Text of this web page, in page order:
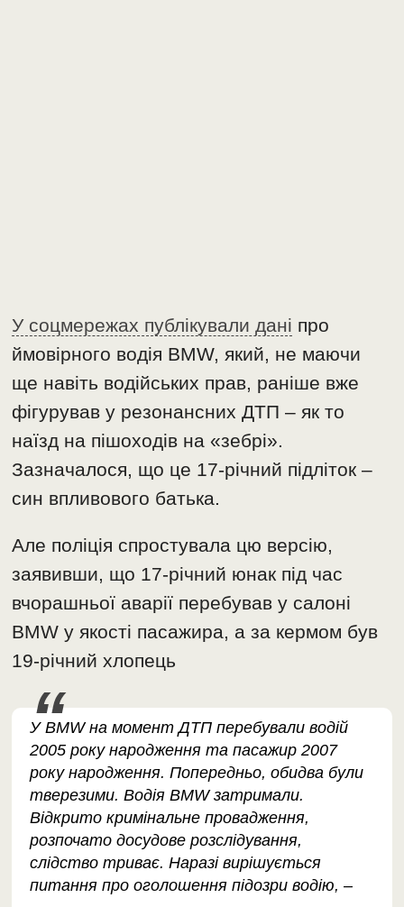
У соцмережах публікували дані про
ймовірного водія BMW, який, не маючи
ще навіть водійських прав, раніше вже
фігурував у резонансних ДТП – як то
наїзд на пішоходів на «зебрі».
Зазначалося, що це 17-річний підліток –
син впливового батька.
Але поліція спростувала цю версію,
заявивши, що 17-річний юнак під час
вчорашньої аварії перебував у салоні
BMW у якості пасажира, а за кермом був
19-річний хлопець
У BMW на момент ДТП перебували водій
2005 року народження та пасажир 2007
року народження. Попередньо, обидва були
тверезими. Водія BMW затримали.
Відкрито кримінальне провадження,
розпочато досудове розслідування,
слідство триває. Наразі вирішується
питання про оголошення підозри водію, –